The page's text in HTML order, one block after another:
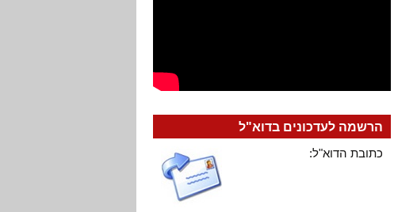
הרשמה לעדכונים בדוא"ל
כתובת הדוא"ל: